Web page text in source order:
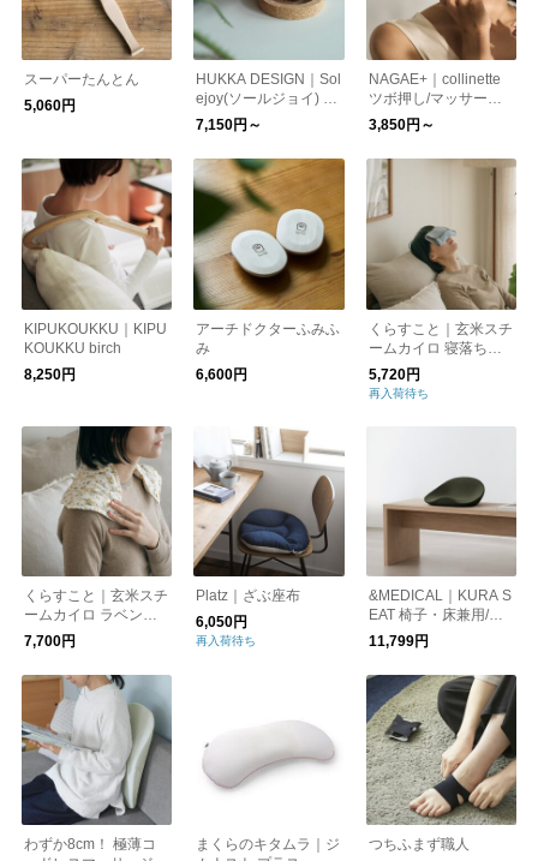
スーパーたんとん
5,060円
HUKKA DESIGN｜Sol
ejoy(ソールジョイ) フ
ットケアストーン
7,150円～
NAGAE+｜collinette
ツボ押し/マッサージ/
リラクセーション
3,850円～
KIPUKOUKKU｜KIPU
KOUKKU birch
8,250円
アーチドクターふみふ
み
6,600円
くらすこと｜玄米スチ
ームカイロ 寝落ちセ
ット［ギフト/贈り物/
新生活/温活・冷え取
り］
5,720円
再入荷待ち
くらすこと｜玄米スチ
ームカイロ ラベンダ
ー（肩・首・全身用）
［ギフト/贈り物/新生
活/温活・冷え取り］
7,700円
Platz｜ざぶ座布
6,050円
再入荷待ち
&MEDICAL｜KURA S
EAT 椅子・床兼用/腰
痛
11,799円
わずか8cm！ 極薄コ
まくらのキタムラ｜ジ
つちふまず職人